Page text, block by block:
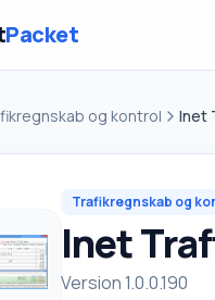
Packet
og kontrol Inet
Trafikregnskab og
Inet
Version 1.0.0.190